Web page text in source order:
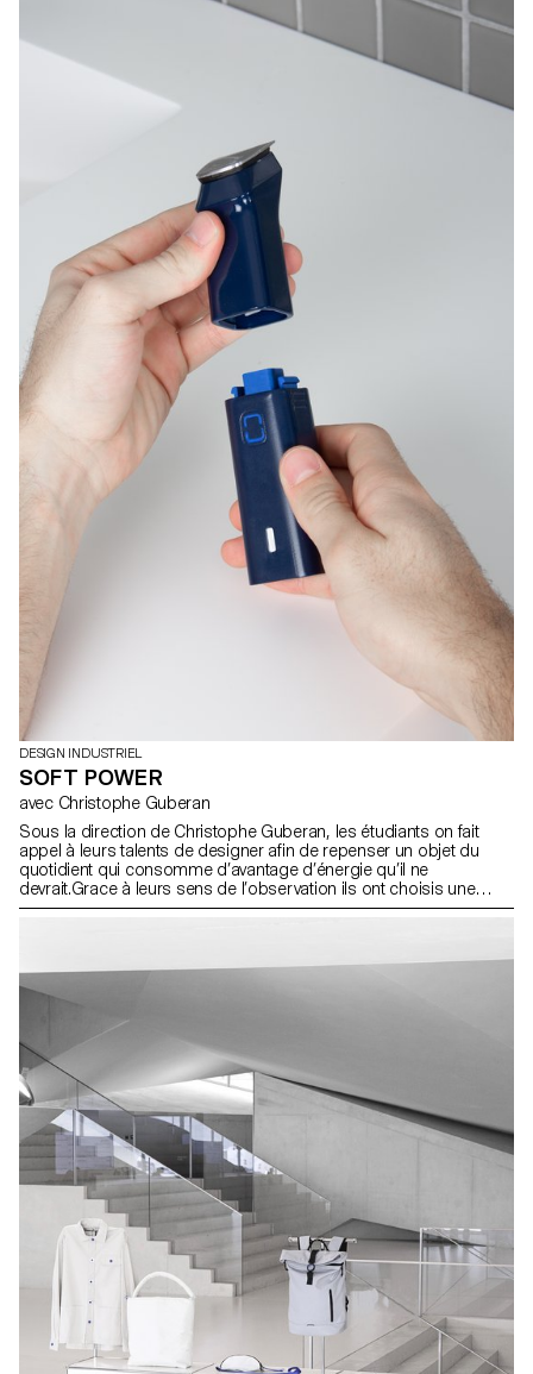
DESIGN INDUSTRIEL
SOFT POWER
avec Christophe Guberan
Sous la direction de Christophe Guberan, les étudiants on fait
appel à leurs talents de designer afin de repenser un objet du
quotidient qui consomme d’avantage d’énergie qu’il ne
devrait.Grace à leurs sens de l’observation ils ont choisis une
typologie d’objet contemporain énergivore et on réduit sa